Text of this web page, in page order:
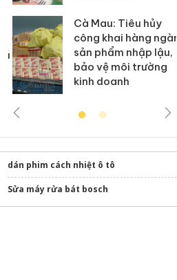
Cà Mau: Tiêu hủy
công khai hàng ngàn
sản phẩm nhập lậu,
bảo vệ môi trường
kinh doanh
dán phim cách nhiệt ô tô
Sửa máy rửa bát bosch